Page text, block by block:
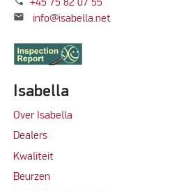
+45 75 82 07 55
mail info@isabella.net
Isabella
Over Isabella
Dealers
Kwaliteit
Beurzen